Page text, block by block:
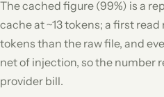
The cached figure (99%) is a
cache at ~13 tokens; a first
tokens than the raw file, and
net of injection, so the number
provider bill.